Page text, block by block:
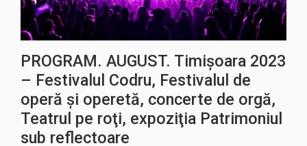
PROGRAM. AUGUST. Timișoara 2023
– Festivalul Codru, Festivalul de
operă şi operetă, concerte de orgă,
Teatrul pe roţi, expoziţia Patrimoniul
sub reflectoare